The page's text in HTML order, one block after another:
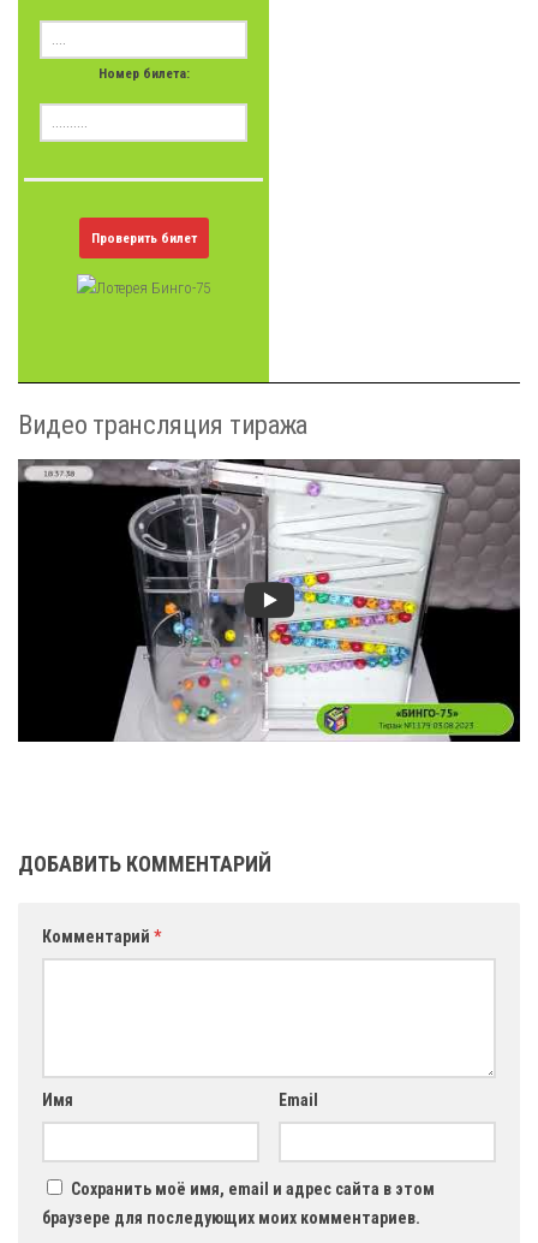
Номер билета:
Проверить билет
Видео трансляция тиража
ДОБАВИТЬ КОММЕНТАРИЙ
Комментарий *
Имя Email
Сохранить моё имя, email и адрес сайта в этом
браузере для последующих моих комментариев.